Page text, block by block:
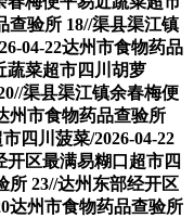
查验所 18//渠县渠江镇
04-22达州市食物药品
蔬菜超市四川胡萝
渠县渠江镇余春梅便
州市食物药品查验所
四川菠菜/2026-04-22
开区最满易糊口超市四
所 23//达州东部经开区
达州市食物药品查验所